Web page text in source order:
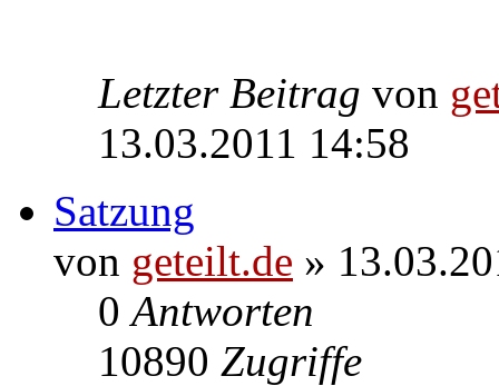
Letzter Beitrag von
13.03.2011 14:58
Satzung
von geteilt.de »
0Antworten
10890 Zugriffe